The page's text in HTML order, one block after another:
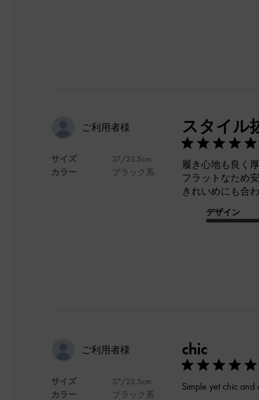
ご利用者様
サイズ
カラー
37/23.5cm
ブラック系
スタイル
履き心地も良く
フラットなため
きれいめにも合
デザイン
ご利用者様
サイズ
カラー
37/23.5cm
ブラック系
chic
Simple yet chic and